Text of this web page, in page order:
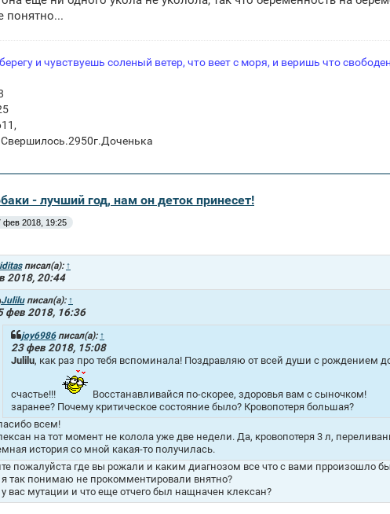
понятно...
и чувствуешь соленый ветер, что веет с моря, и веришь что
- лучший год, нам он деток принесет!
фев 2018, 19:25
писал(а): ↑
2018, 20:44
Juliluписал(а): ↑
фев 2018, 16:36
joy6986писал(а): ↑
23 фев 2018, 15:08
Julilu, как раз про тебя вспоминала! Поздравляю от всей души с рождением
счастье!!! Восстанавливайся по-скорее, здоровья вам с сыночком!
заранее? Почему критическое состояние было? Кровопотеря большая?
всем!
на тот момент не колола уже две недели. Да, кровопотеря 3 л,
история со мной какая-то получилась.
пожалуйста где вы рожали и каким диагнозом все что с вами прроизошло
так понимаю не прокомментировали внятно?
вас мутации и что еще отчего был нащначен клексан?